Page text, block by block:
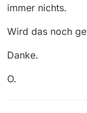
immer nichts.
Wird das noch
Danke.
O.